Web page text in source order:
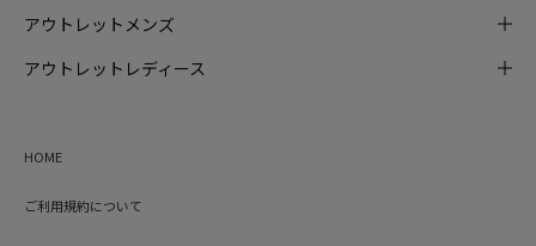
アウトレットメンズ
アウトレットレディース
HOME
ご利用規約について